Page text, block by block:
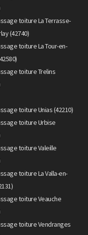
toiture La Terrasse-
(42740)
toiture La Tour-en-
toiture Trelins
toiture Unias (42210)
toiture Urbise
toiture Valeille
toiture La Valla-en-
toiture Veauche
toiture Vendranges